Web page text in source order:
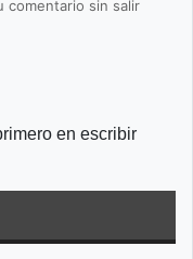
comentario sin salir
en escribir